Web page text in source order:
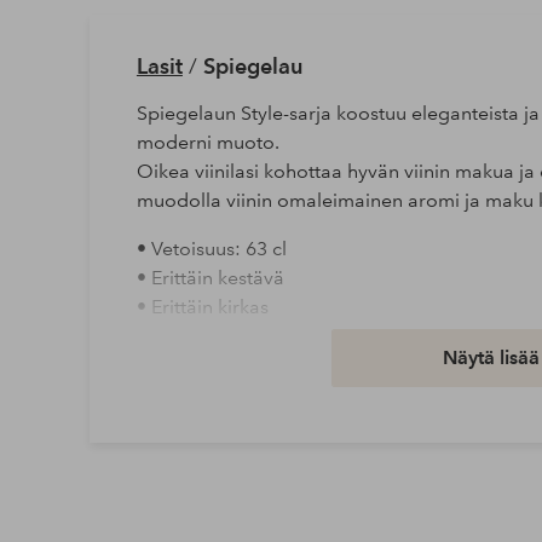
Lasit/ Spiegelau
Spiegelaun Style-sarja koostuu eleganteista
moderni muoto.
Oikea viinilasi kohottaa hyvän viinin makua
muodolla viinin omaleimainen aromi ja maku
• Vetoisuus: 63 cl
• Erittäin kestävä
• Erittäin kirkas
Näytä lisää